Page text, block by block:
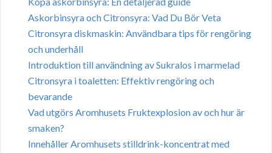
Askorbinsyra och Citronsyra: Vad Du Bör Veta
Citronsyra diskmaskin: Användbara tips för rengöring
och underhåll
Introduktion till användning av Sukralos i marmelad
Citronsyra i toaletten: Effektiv rengöring och
bevarande
Vad utgörs Aromhusets Fruktexplosion av och hur är
smaken?
Innehåller Aromhusets stilldrink-koncentrat med